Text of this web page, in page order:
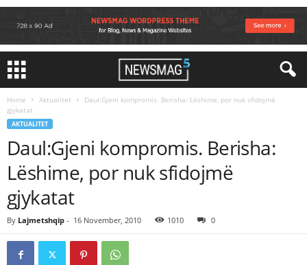
Home Aktualitet
Daul:Gjeni kompromis. Berisha: Lëshime, por nuk sfidojmë
gjykatat
AKTUALITET
Daul:Gjeni kompromis. Berisha:
Lëshime, por nuk sfidojmë
gjykatat
By Lajmetshqip - 16 November, 2010 1010 0